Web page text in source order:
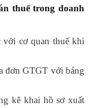
thuế trong doanh
với cơ quan thuế khi
đơn GTGT với bảng
kê khai hồ sơ xuất